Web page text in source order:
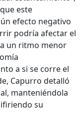
este
efecto negativo
podría afectar el
un ritmo menor
a si se corre el
Capurro detalló
manteniéndola
su